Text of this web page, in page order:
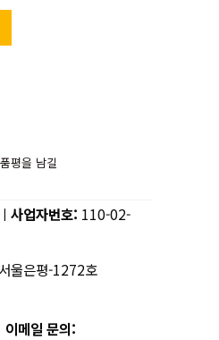
평을 남길
사업자번호: 110-02-
울은평-1272호
이메일 문의: